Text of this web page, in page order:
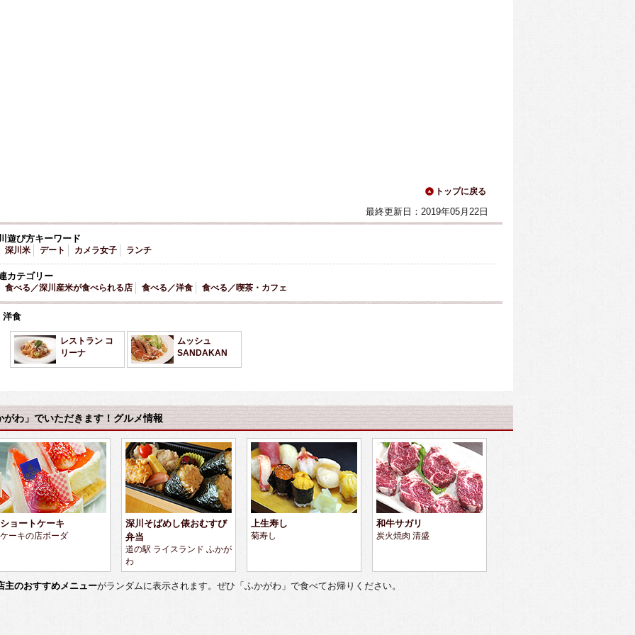
トップに戻る
最終更新日：2019年05月22日
遊び方キーワード
深川米 デート カメラ女子 ランチ
カテゴリー
食べる／深川産米が食べられる店 食べる／洋食 食べる／喫茶・カフェ
洋食
レストラン コ
リーナ
ムッシュ
SANDAKAN
がわ」でいただきます！グルメ情報
ショートケーキ
ケーキの店ボーダ
深川そばめし俵おむすび
弁当
道の駅 ライスランド ふかが
わ
上生寿し
菊寿し
和牛サガリ
炭火焼肉 清盛
主のおすすめメニューがランダムに表示されます。ぜひ「ふかがわ」で食べてお帰りください。